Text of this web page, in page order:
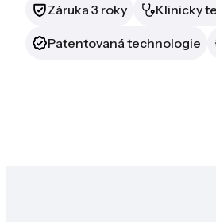
Záruka 3 roky Klinicky
Patentovaná technologie